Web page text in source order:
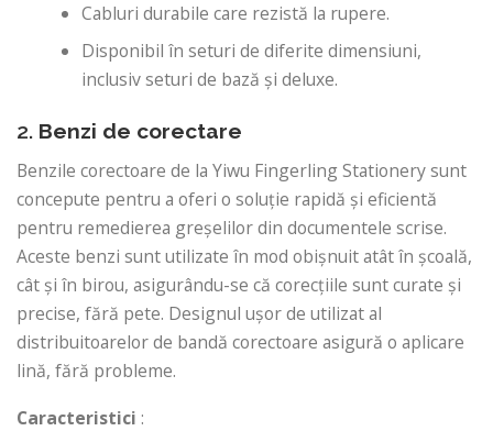
Cabluri durabile care rezistă la rupere.
Disponibil în seturi de diferite dimensiuni,
inclusiv seturi de bază și deluxe.
2. Benzi de corectare
Benzile corectoare de la Yiwu Fingerling Stationery sunt
concepute pentru a oferi o soluție rapidă și eficientă
pentru remedierea greșelilor din documentele scrise.
Aceste benzi sunt utilizate în mod obișnuit atât în ​​școală,
cât și în birou, asigurându-se că corecțiile sunt curate și
precise, fără pete. Designul ușor de utilizat al
distribuitoarelor de bandă corectoare asigură o aplicare
lină, fără probleme.
Caracteristici :